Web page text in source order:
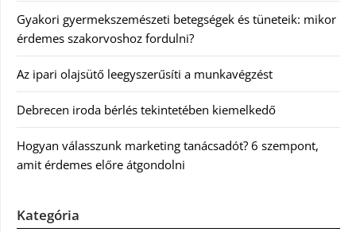
Gyakori gyermekszemészeti betegségek és tüneteik: mikor
érdemes szakorvoshoz fordulni?
Az ipari olajsütő leegyszerűsíti a munkavégzést
Debrecen iroda bérlés tekintetében kiemelkedő
Hogyan válasszunk marketing tanácsadót? 6 szempont,
amit érdemes előre átgondolni
Kategória